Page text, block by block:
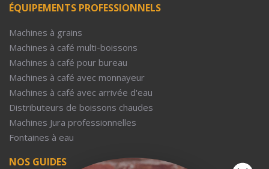
ÉQUIPEMENTS PROFESSIONNELS
Machines à grains
Machines à café multi-boissons
Machines à café pour bureau
Machines à café avec monnayeur
Machines à café avec arrivée d'eau
Distributeurs de boissons chaudes
Machines Jura professionnelles
Fontaines à eau
NOS GUIDES